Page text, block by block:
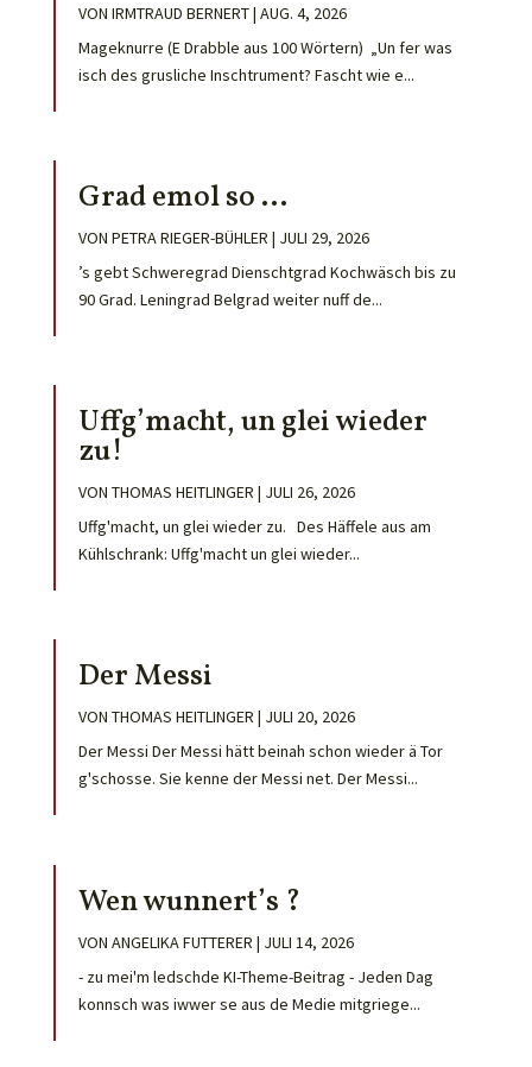
VON IRMTRAUD BERNERT| AUG. 4, 2026
Mageknurre (E Drabble aus 100 Wörtern) „Un fer was
isch des grusliche Inschtrument? Fascht wie e...
Grad emol so …
VON PETRA RIEGER-BÜHLER | JULI 29, 2026
’s gebt Schweregrad Dienschtgrad Kochwäsch bis zu
90 Grad. Leningrad Belgrad weiter nuff de...
Uffg’macht, un glei wieder
zu!
VON THOMAS HEITLINGER | JULI 26, 2026
Uffg'macht, un glei wieder zu. Des Häffele aus am
Kühlschrank: Uffg'macht un glei wieder...
Der Messi
VON THOMAS HEITLINGER | JULI 20, 2026
Der Messi Der Messi hätt beinah schon wieder ä Tor
g'schosse. Sie kenne der Messi net. Der Messi...
Wen wunnert’s ?
VON ANGELIKA FUTTERER | JULI 14, 2026
- zu mei'm ledschde KI-Theme-Beitrag - Jeden Dag
konnsch was iwwer se aus de Medie mitgriege...